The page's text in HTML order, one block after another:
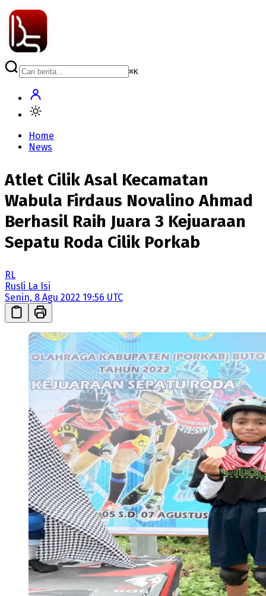
⌘K
Home
News
Atlet Cilik Asal Kecamatan
Wabula Firdaus Novalino Ahmad
Berhasil Raih Juara 3 Kejuaraan
Sepatu Roda Cilik Porkab
RL
Rusli La Isi
Senin, 8 Agu 2022 19:56 UTC